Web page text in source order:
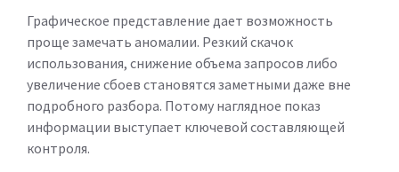
Графическое представление дает возможность
проще замечать аномалии. Резкий скачок
использования, снижение объема запросов либо
увеличение сбоев становятся заметными даже вне
подробного разбора. Потому наглядное показ
информации выступает ключевой составляющей
контроля.